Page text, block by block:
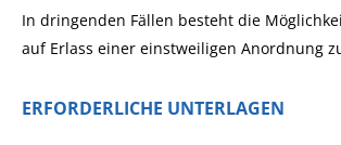
In dringenden Fällen besteht die
auf Erlass einer einstweiligen Anordnung
ERFORDERLICHE UNTERLAGEN